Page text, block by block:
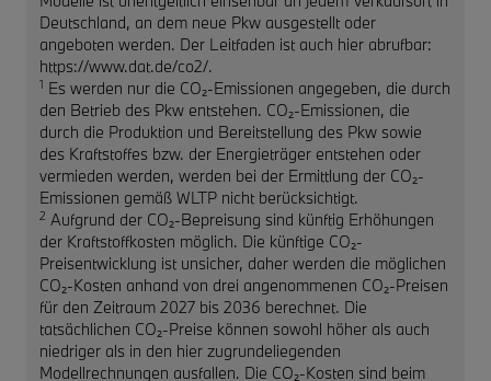
Deutschland, an dem neue Pkw ausgestellt oder
angeboten werden. Der Leitfaden ist auch hier abrufbar:
https://www.dat.de/co2/.
1 Es werden nur die CO₂-Emissionen angegeben, die durch
den Betrieb des Pkw entstehen. CO₂-Emissionen, die
durch die Produktion und Bereitstellung des Pkw sowie
des Kraftstoffes bzw. der Energieträger entstehen oder
vermieden werden, werden bei der Ermittlung der CO₂-
Emissionen gemäß WLTP nicht berücksichtigt.
2 Aufgrund der CO₂-Bepreisung sind künftig Erhöhungen
der Kraftstoffkosten möglich. Die künftige CO₂-
Preisentwicklung ist unsicher, daher werden die möglichen
CO₂-Kosten anhand von drei angenommenen CO₂-Preisen
für den Zeitraum 2027 bis 2036 berechnet. Die
tatsächlichen CO₂-Preise können sowohl höher als auch
niedriger als in den hier zugrundeliegenden
Modellrechnungen ausfallen. Die CO₂-Kosten sind beim